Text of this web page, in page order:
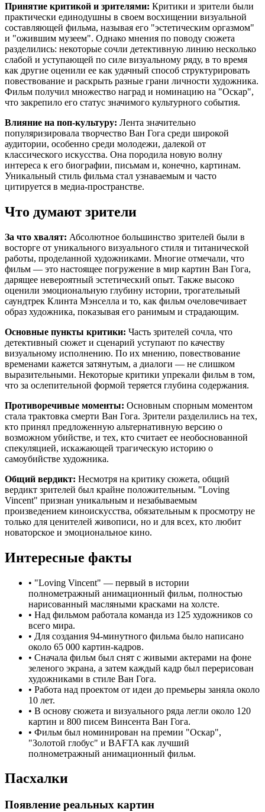
Принятие критикой и зрителями: Критики и зрители были
практически единодушны в своем восхищении визуальной
составляющей фильма, называя его "эстетическим оргазмом"
и "ожившим музеем". Однако мнения по поводу сюжета
разделились: некоторые сочли детективную линию несколько
слабой и уступающей по силе визуальному ряду, в то время
как другие оценили ее как удачный способ структурировать
повествование и раскрыть разные грани личности художника.
Фильм получил множество наград и номинацию на "Оскар",
что закрепило его статус значимого культурного события.
Влияние на поп-культуру: Лента значительно
популяризировала творчество Ван Гога среди широкой
аудитории, особенно среди молодежи, далекой от
классического искусства. Она породила новую волну
интереса к его биографии, письмам и, конечно, картинам.
Уникальный стиль фильма стал узнаваемым и часто
цитируется в медиа-пространстве.
Что думают зрители
За что хвалят: Абсолютное большинство зрителей были в
восторге от уникального визуального стиля и титанической
работы, проделанной художниками. Многие отмечали, что
фильм — это настоящее погружение в мир картин Ван Гога,
дарящее невероятный эстетический опыт. Также высоко
оценили эмоциональную глубину истории, трогательный
саундтрек Клинта Мэнселла и то, как фильм очеловечивает
образ художника, показывая его ранимым и страдающим.
Основные пункты критики: Часть зрителей сочла, что
детективный сюжет и сценарий уступают по качеству
визуальному исполнению. По их мнению, повествование
временами кажется затянутым, а диалоги — не слишком
выразительными. Некоторые критики упрекали фильм в том,
что за ослепительной формой теряется глубина содержания.
Противоречивые моменты: Основным спорным моментом
стала трактовка смерти Ван Гога. Зрители разделились на тех,
кто принял предложенную альтернативную версию о
возможном убийстве, и тех, кто считает ее необоснованной
спекуляцией, искажающей трагическую историю о
самоубийстве художника.
Общий вердикт: Несмотря на критику сюжета, общий
вердикт зрителей был крайне положительным. "Loving
Vincent" признан уникальным и незабываемым
произведением киноискусства, обязательным к просмотру не
только для ценителей живописи, но и для всех, кто любит
новаторское и эмоциональное кино.
Интересные факты
• "Loving Vincent" — первый в истории
полнометражный анимационный фильм, полностью
нарисованный масляными красками на холсте.
• Над фильмом работала команда из 125 художников со
всего мира.
• Для создания 94-минутного фильма было написано
около 65 000 картин-кадров.
• Сначала фильм был снят с живыми актерами на фоне
зеленого экрана, а затем каждый кадр был перерисован
художниками в стиле Ван Гога.
• Работа над проектом от идеи до премьеры заняла около
10 лет.
• В основу сюжета и визуального ряда легли около 120
картин и 800 писем Винсента Ван Гога.
• Фильм был номинирован на премии "Оскар",
"Золотой глобус" и BAFTA как лучший
полнометражный анимационный фильм.
Пасхалки
Появление реальных картин